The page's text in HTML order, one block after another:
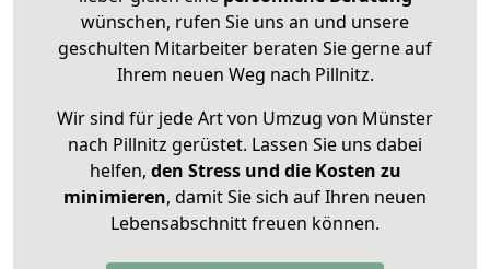
wünschen, rufen Sie uns an und unsere
geschulten Mitarbeiter beraten Sie gerne auf
Ihrem neuen Weg nach Pillnitz.
Wir sind für jede Art von Umzug von Münster
nach Pillnitz gerüstet. Lassen Sie uns dabei
helfen, den Stress und die Kosten zu
minimieren, damit Sie sich auf Ihren neuen
Lebensabschnitt freuen können.